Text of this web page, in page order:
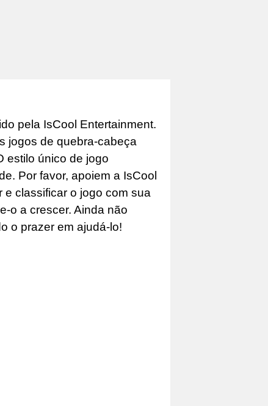
pela IsCool Entertainment.
jogos de quebra-cabeça
estilo único de jogo
Por favor, apoiem a IsCool
classificar o jogo com sua
o a crescer. Ainda não
o prazer em ajudá-lo!